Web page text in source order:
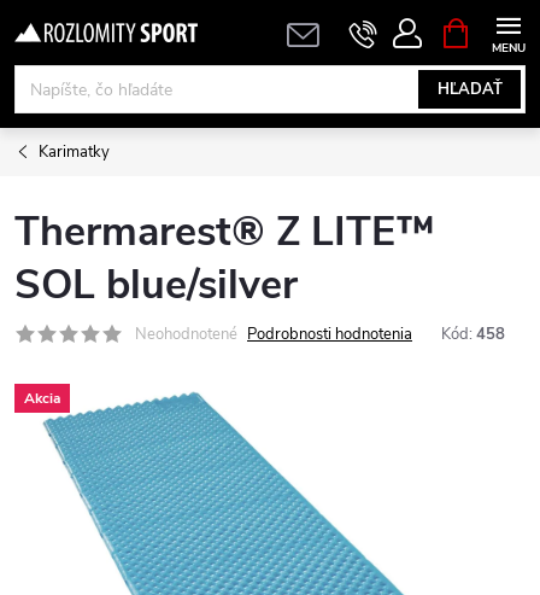
na
obsah
HĽADAŤ
KOŠÍK
Karimatky
Thermarest® Z LITE™
SOL blue/silver
Neohodnotené Podrobnosti hodnotenia Kód: 458
Akcia